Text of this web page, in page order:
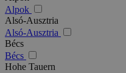
Alpok
Alsó-Ausztria
Alsó-Ausztria
Bécs
Bécs
Hohe Tauern